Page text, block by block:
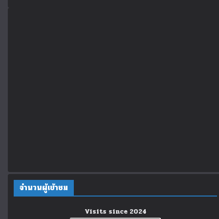
จำนวนผู้เข้าชม
Visits since 2024